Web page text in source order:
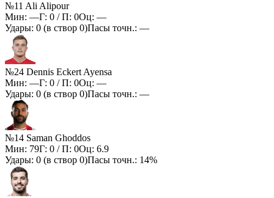
№11 Ali Alipour
Мин: —Г: 0 / П: 0Оц: —
Удары: 0 (в створ 0)Пасы точн.: —
№24 Dennis Eckert Ayensa
Мин: —Г: 0 / П: 0Оц: —
Удары: 0 (в створ 0)Пасы точн.: —
№14 Saman Ghoddos
Мин: 79Г: 0 / П: 0Оц: 6.9
Удары: 0 (в створ 0)Пасы точн.: 14%